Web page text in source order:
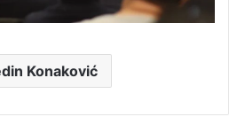
Konaković